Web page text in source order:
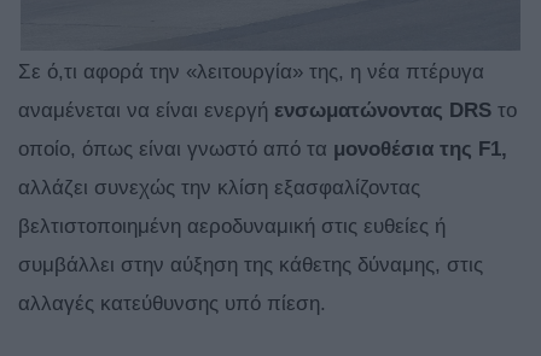
Σε ό,τι αφορά την «λειτουργία» της, η νέα πτέρυγα
αναμένεται να είναι ενεργή ενσωματώνοντας DRS το
οποίο, όπως είναι γνωστό από τα μονοθέσια της F1,
αλλάζει συνεχώς την κλίση εξασφαλίζοντας
βελτιστοποιημένη αεροδυναμική στις ευθείες ή
συμβάλλει στην αύξηση της κάθετης δύναμης, στις
αλλαγές κατεύθυνσης υπό πίεση.